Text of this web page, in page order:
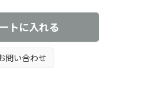
トに入れる
問い合わせ